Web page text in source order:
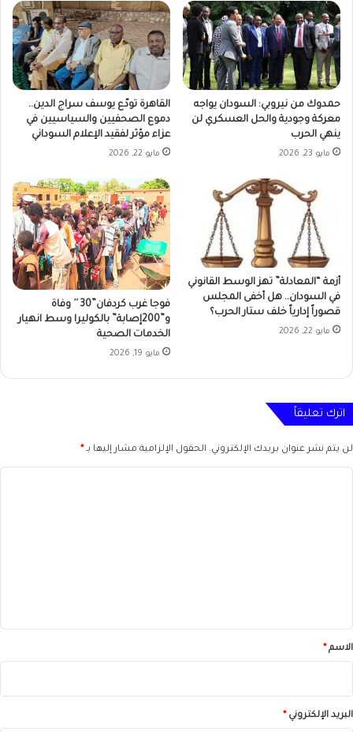
حمدوك من نيروبي: السودان يواجه
معركة وجودية والحل العسكري لن
ينهي الحرب
مايو 23, 2026
القاهرة تودّع يوسف سراج الدين..
دموع الصحفيين والسياسيين في
عزاء مؤثر لفقيد الإعلام السوداني
مايو 22, 2026
أزمة “المعادلة” تهز الوسط القانوني
في السودان.. هل أخفى المجلس
قصوراً إدارياً خلف ستار الحرب؟
مايو 22, 2026
فوجا غرب كردفان”30″ وفاة
و”200إصابة” بالكوليرا وسط انهيار
الخدمات الصحية
مايو 19, 2026
اترك تعليقاً
لن يتم نشر عنوان بريدك الإلكتروني. الحقول الإلزامية مشار إليها بـ*
*الاسم*
البريد الإلكتروني*